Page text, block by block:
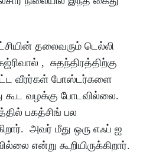
தலைவரும் டெல்லி
, சுதந்திரத்திற்கு
வீரர்கள் போஸ்டர்களை
கூட வழக்கு போடவில்லை.
பகத்சிங் பல
அவர் மீது ஒரு எஃப் ஐ
என்று கூறியிருக்கிறார்.